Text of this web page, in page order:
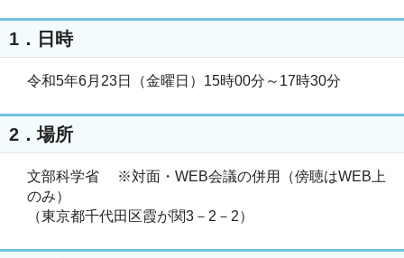
1．日時
令和5年6月23日（金曜日）15時00分～17時30分
2．場所
文部科学省 ※対面・WEB会議の併用（傍聴はWEB上
のみ）
（東京都千代田区霞が関3－2－2）